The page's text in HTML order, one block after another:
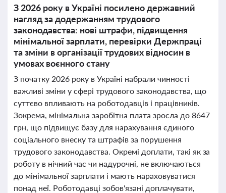
З 2026 року в Україні посилено державний
нагляд за додержанням трудового
законодавства: нові штрафи, підвищення
мінімальної зарплати, перевірки Держпраці
та зміни в організації трудових відносин в
умовах воєнного стану
З початку 2026 року в Україні набрали чинності
важливі зміни у сфері трудового законодавства, що
суттєво впливають на роботодавців і працівників.
Зокрема, мінімальна заробітна плата зросла до 8647
грн, що підвищує базу для нарахування єдиного
соціального внеску та штрафів за порушення
трудового законодавства. Окремі доплати, такі як за
роботу в нічний час чи надурочні, не включаються
до мінімальної зарплати і мають нараховуватися
понад неї. Роботодавці зобов'язані доплачувати,